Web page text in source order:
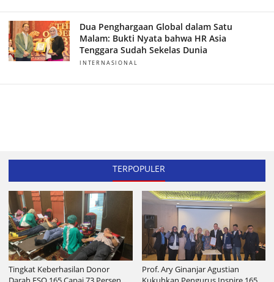
Dua Penghargaan Global dalam Satu
Malam: Bukti Nyata bahwa HR Asia
Tenggara Sudah Sekelas Dunia
INTERNASIONAL
TERPOPULER
Tingkat Keberhasilan Donor
Prof. Ary Ginanjar Agustian